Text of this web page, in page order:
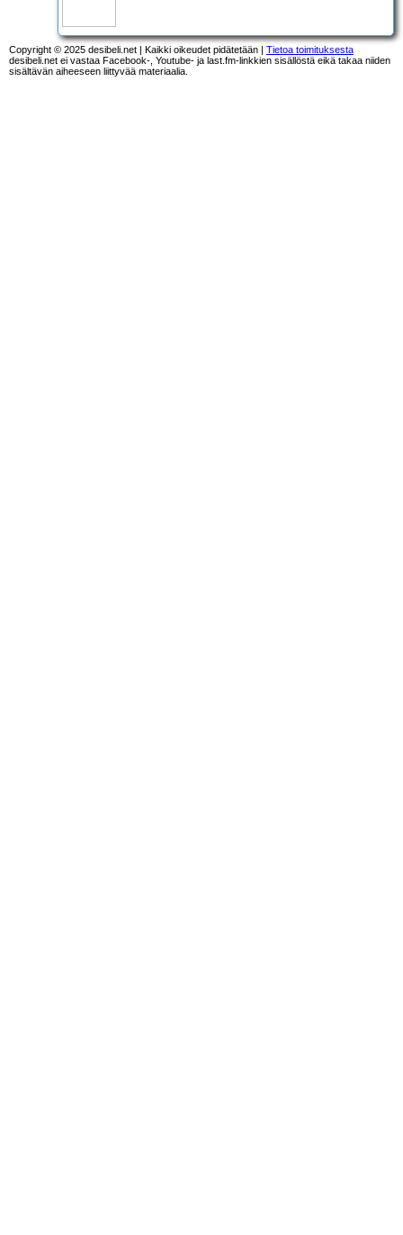
Copyright © 2025 desibeli.net | Kaikki oikeudet pidätetään | Tietoa toimituksesta
desibeli.net ei vastaa Facebook-, Youtube- ja last.fm-linkkien sisällöstä eikä takaa niiden
sisältävän aiheeseen liittyvää materiaalia.